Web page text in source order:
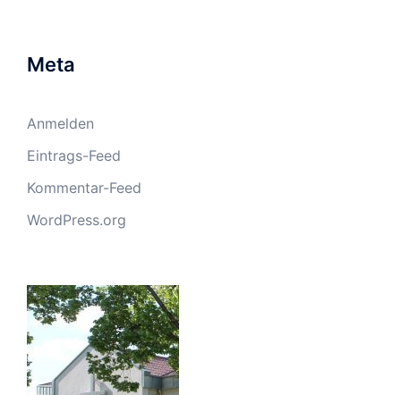
Meta
Anmelden
Eintrags-Feed
Kommentar-Feed
WordPress.org